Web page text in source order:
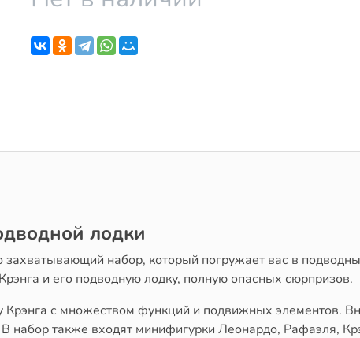
лодки
захватывающий набор, который погружает вас в
и его подводную лодку, полную опасных сюрпризов.
с множеством функций и подвижных элементов.
набор также входят минифигурки Леонардо, Рафаэля,